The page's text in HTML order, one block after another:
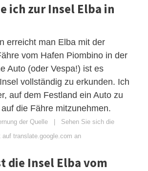
ich zur Insel Elba in
erreicht man Elba mit der
vom Hafen Piombino in der
Auto (oder Vespa!) ist es
vollständig zu erkunden. Ich
auf dem Festland ein Auto zu
die Fähre mitzunehmen.
der Quelle | Sehen Sie sich die
auf translate.google.com an
die Insel Elba vom